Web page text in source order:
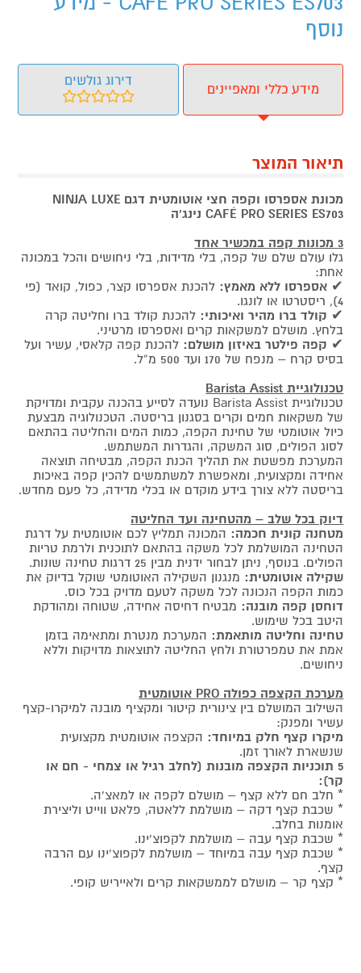
נוסף
מידע כללי ומאפיינים
דירוג גולשים
תיאור המוצר
מכונת אספרסו וקפה חצי אוטומטית דגם NINJA LUXE
CAFÉ PRO SERIES ES703 נינג'ה
3 מכונות קפה במכשיר אחד
גלו עולם שלם של קפה, בלי מדידות, בלי ניחושים והכל במכונה
אחת:
✔ אספרסו ללא מאמץ: להכנת אספרסו קצר, כפול, קואד (פי
4), ריסטרטו או לונגו.
✔ קולד ברו מהיר ואיכותי: להכנת קולד ברו וחליטה קרה
בלחץ. מושלם למשקאות קרים ואספרסו מרטיני.
✔ קפה פילטר באיזון מושלם: להכנת קפה קלאסי, עשיר ועל
בסיס קרח – מנפח של 170 ועד 500 מ”ל.
טכנולוגיית Barista Assist
טכנולוגיית Barista Assist נועדה לסייע בהכנה עקבית ומדויקת
של משקאות חמים וקרים בסגנון בריסטה. הטכנולוגיה מבצעת
כיול אוטומטי של טחינת הקפה, כמות המים והחליטה בהתאם
לסוג הפולים, סוג המשקה, והגדרות המשתמש.
המערכת מפשטת את תהליך הכנת הקפה, מבטיחה תוצאה
אחידה ומקצועית, ומאפשרת למשתמשים להכין קפה באיכות
בריסטה ללא צורך בידע מוקדם או בכלי מדידה, כל פעם מחדש.
דיוק בכל שלב – מהטחינה ועד החליטה
מטחנה קונית חכמה: המכונה תמליץ לכם אוטומטית על דרגת
הטחינה המושלמת לכל משקה בהתאם לתוכנית ולרמת טריות
הפולים. בנוסף, ניתן לבחור ידנית מבין 25 דרגות טחינה שונות.
שקילה אוטומטית: מנגנון השקילה האוטומטי שוקל בדיוק את
כמות הקפה הנכונה לכל משקה לטעם מדויק בכל כוס.
דוחסן קפה מובנה: מבטיח דחיסה אחידה, שטוחה ומהודקת
היטב בכל שימוש.
טחינה וחליטה מותאמת: המערכת מנטרת ומתאימה בזמן
אמת את טמפרטורת ולחץ החליטה לתוצאות מדויקות וללא
ניחושים.
מערכת הקצפה כפולה PRO אוטומטית
השילוב המושלם בין צינורית קיטור ומקציף מובנה למיקרו-קצף
עשיר ומפנק:
מיקרו קצף חלק במיוחד: הקצפה אוטומטית מקצועית
שנשארת לאורך זמן.
5 תוכניות הקצפה מובנות (לחלב רגיל או צמחי - חם או
קר):
* חלב חם ללא קצף – מושלם לקפה או למאצ'ה.
* שכבת קצף דקה – מושלמת ללאטה, פלאט ווייט וליצירת
אומנות בחלב.
* שכבת קצף עבה – מושלמת לקפוצ'ינו.
* שכבת קצף עבה במיוחד – מושלמת לקפוצ'ינו עם הרבה
קצף.
* קצף קר – מושלם לממשקאות קרים ולאייריש קופי.